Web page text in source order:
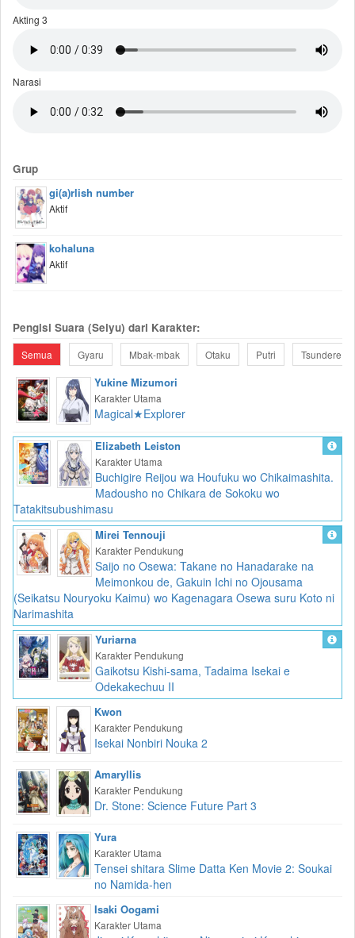
Akting 3
Narasi
Grup
gi(a)rlish number
Aktif
kohaluna
Aktif
Pengisi Suara (Seiyu) dari Karakter:
Semua Gyaru Mbak-mbak Otaku Putri Tsundere
Yukine Mizumori
Karakter Utama
Magical★Explorer
Elizabeth Leiston
Karakter Utama
Buchigire Reijou wa Houfuku wo Chikaimashita.
Madousho no Chikara de Sokoku wo
Tatakitsubushimasu
Mirei Tennouji
Karakter Pendukung
Saijo no Osewa: Takane no Hanadarake na
Meimonkou de, Gakuin Ichi no Ojousama
(Seikatsu Nouryoku Kaimu) wo Kagenagara Osewa suru Koto ni
Narimashita
Yuriarna
Karakter Pendukung
Gaikotsu Kishi-sama, Tadaima Isekai e
Odekakechuu II
Kwon
Karakter Pendukung
Isekai Nonbiri Nouka 2
Amaryllis
Karakter Pendukung
Dr. Stone: Science Future Part 3
Yura
Karakter Utama
Tensei shitara Slime Datta Ken Movie 2: Soukai
no Namida-hen
Isaki Oogami
Karakter Utama